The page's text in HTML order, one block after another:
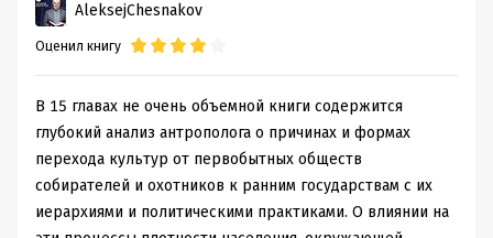
AleksejChesnakov
Оценил книгу
В 15 главах не очень объемной книги содержится
глубокий анализ антрополога о причинах и формах
перехода культур от первобытных обществ
собирателей и охотников к ранним государствам с их
иерархиями и политическими практиками. О влиянии на